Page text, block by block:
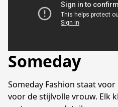
Someday
Someday Fashion staat
voor de stijlvolle vrouw. Elk